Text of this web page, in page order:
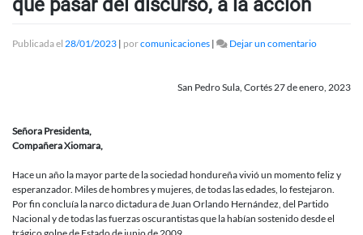
que pasar del discurso, a la acción
Publicada el 28/01/2023 | porcomunicaciones | Dejar un comentarioen
a
un
año
de
su
San Pedro Sula, Cortés 27 de enero, 2023
Señora Presidenta,
Compañera Xiomara,
Hace un año la mayor parte de la sociedad hondureña vivió un momento feliz y
esperanzador. Miles de hombres y mujeres, de todas las edades, lo festejaron.
Por fin concluía la narco dictadura de Juan Orlando Hernández, del Partido
Nacional y de todas las fuerzas oscurantistas que la habían sostenido desde el